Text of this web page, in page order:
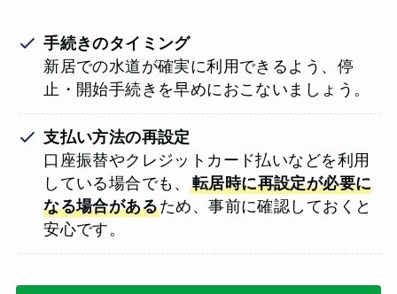
手続きのタイミング
新居での水道が確実に利用できるよう、停
止・開始手続きを早めにおこないましょう。
支払い方法の再設定
口座振替やクレジットカード払いなどを利用
している場合でも、 転居時に再設定が必要に
なる場合があるため、事前に確認しておくと
安心です。